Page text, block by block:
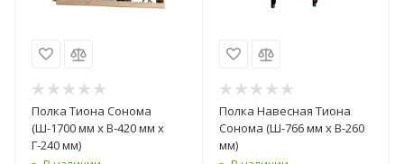
Полка Тиона Сонома
(Ш-1700 мм x В-420 мм x
Г-240 мм)
Полка Навесная Тиона
Сонома (Ш-766 мм x В-260
мм)